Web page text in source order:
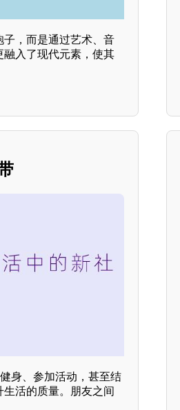
，而是通过艺术、音
融入了现代元素，使其
身、参加活动，甚至结
活的质量。朋友之间